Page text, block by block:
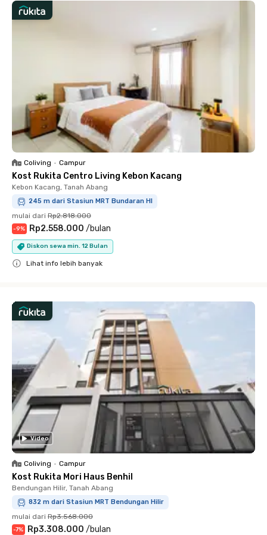
Coliving • Campur
Kost Rukita Centro Living Kebon Kacang
Kebon Kacang, Tanah Abang
245 m dari Stasiun MRT Bundaran HI
mulai dari Rp2.818.000
-9% Rp2.558.000 /bulan
Diskon sewa min. 12 Bulan
Lihat info lebih banyak
Video
Coliving • Campur
Kost Rukita Mori Haus Benhil
Bendungan Hilir, Tanah Abang
832 m dari Stasiun MRT Bendungan Hilir
mulai dari Rp3.568.000
-7% Rp3.308.000 /bulan